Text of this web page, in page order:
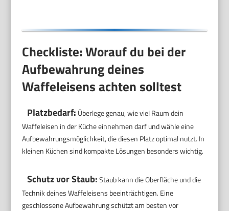
Checkliste: Worauf du bei der
Aufbewahrung deines
Waffeleisens achten solltest
Platzbedarf: Überlege genau, wie viel Raum dein
Waffeleisen in der Küche einnehmen darf und wähle eine
Aufbewahrungsmöglichkeit, die diesen Platz optimal nutzt. In
kleinen Küchen sind kompakte Lösungen besonders wichtig.
Schutz vor Staub:Staub kann die Oberfläche und die
Technik deines Waffeleisens beeinträchtigen. Eine
geschlossene Aufbewahrung schützt am besten vor